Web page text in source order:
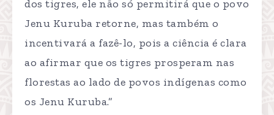
dos tigres, ele não só permitirá que o povo
Jenu Kuruba retorne, mas também o
incentivará a fazê-lo, pois a ciência é clara
ao afirmar que os tigres prosperam nas
florestas ao lado de povos indígenas como
os Jenu Kuruba.”